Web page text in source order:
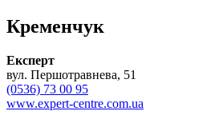
Кременчук
Експерт
вул. Першотравнева, 51
(0536) 73 00 95
www.expert-centre.com.ua